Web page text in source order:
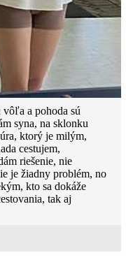
vôľa a pohoda sú
syna, na sklonku
ktorý je milým,
cestujem,
riešenie, nie
je žiadny problém, no
kto sa dokáže
tak aj